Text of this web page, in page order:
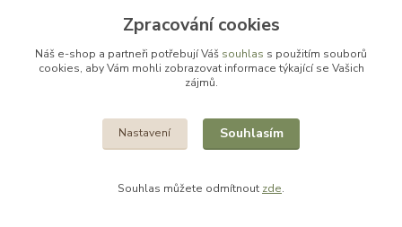
Zpracování cookies
Náš e-shop a partneři potřebují Váš souhlas s použitím souborů
cookies, aby Vám mohli zobrazovat informace týkající se Vašich
zájmů.
Nastavení Souhlasím
Souhlas můžete odmítnout zde.